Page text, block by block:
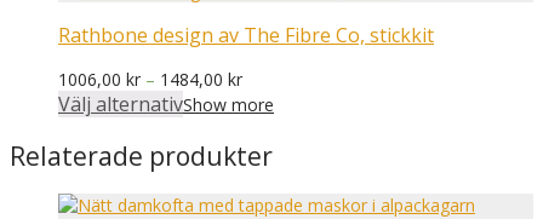
Rathbone design av The Fibre Co, stickkit
1006,00 kr – 1484,00 krPrisintervall:
1006,00 kr
1484,00 kr
Välj alternativShow more
Relaterade produkter